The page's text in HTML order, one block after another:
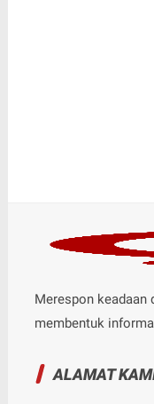
Merespon keadaan
membentuk
ALAMAT